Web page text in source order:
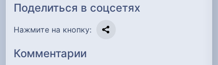
Поделиться в соцсетях
Нажмите на кнопку:
Комментарии